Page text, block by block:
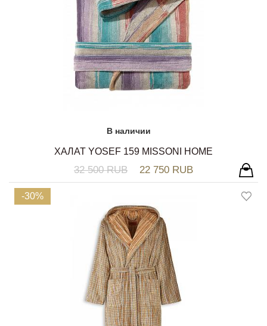
В наличии
ХАЛАТ YOSEF 159 MISSONI HOME
32 500 RUB 22 750 RUB
-30%